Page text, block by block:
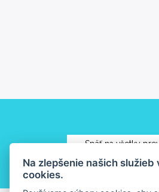
Späť na všetky
Na zlepšenie našich služieb
cookies.